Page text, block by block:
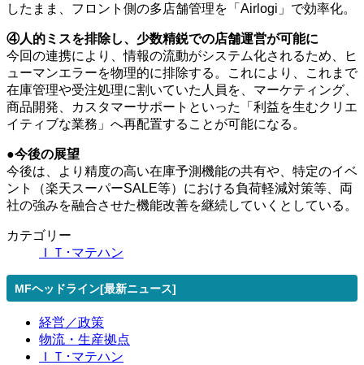
したまま、フロント側の多店舗管理を「Airlogi」で効率化。
④人的ミスを排除し、少数精鋭での店舗運営が可能に
今回の連携により、情報の流動がシステム化されるため、ヒ
ューマンエラーを物理的に排除する。これにより、これまで
在庫管理や受注処理に割いていた人員を、マーケティング、
商品開発、カスタマーサポートといった「利益を生むクリエ
イティブな業務」へ再配置することが可能になる。
●今後の展望
今後は、より精度の高い在庫予測機能の共有や、特定のイベ
ント（楽天スーパーSALE等）における負荷軽減対策等、両
社の強みを融合させた機能改善を継続していくとしている。
カテゴリー
ＩＴ･マテハン
MFヘッドライン[最新ニュース]
経営／政策
物流・生産拠点
ＩＴ･マテハン